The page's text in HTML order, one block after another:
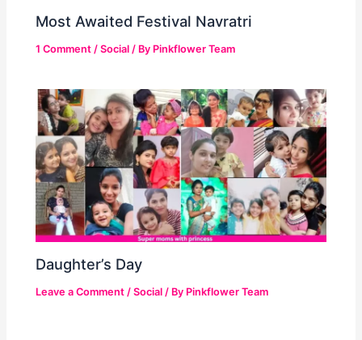
Most Awaited Festival Navratri
1 Comment /Social / By Pinkflower Team
Daughter’s Day
Leave a Comment /Social / By Pinkflower Team